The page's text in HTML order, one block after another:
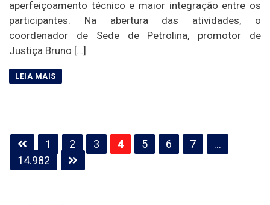
aperfeiçoamento técnico e maior integração entre os
participantes. Na abertura das atividades, o
coordenador de Sede de Petrolina, promotor de
Justiça Bruno […]
Paginação
de
posts
1 2 3 4 5 6 7
…
14.982